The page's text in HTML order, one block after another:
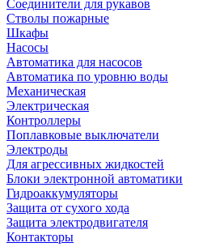
Соединители для рукавов
Стволы пожарные
Шкафы
Насосы
Автоматика для насосов
Автоматика по уровню воды
Механическая
Электрическая
Контроллеры
Поплавковые выключатели
Электроды
Для агрессивных жидкостей
Блоки электронной автоматики
Гидроаккумуляторы
Защита от сухого хода
Защита электродвигателя
Контакторы